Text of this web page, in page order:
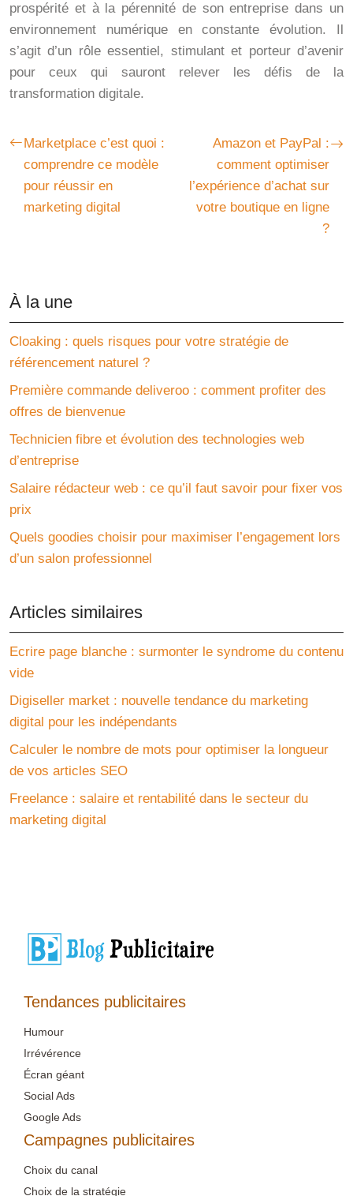
prospérité et à la pérennité de son entreprise dans un
environnement numérique en constante évolution. Il
s’agit d’un rôle essentiel, stimulant et porteur d’avenir
pour ceux qui sauront relever les défis de la
transformation digitale.
Marketplace c’est quoi :
comprendre ce modèle
pour réussir en
marketing digital
Amazon et PayPal :
comment optimiser
l’expérience d’achat sur
votre boutique en ligne
?
À la une
Cloaking : quels risques pour votre stratégie de
référencement naturel ?
Première commande deliveroo : comment profiter des
offres de bienvenue
Technicien fibre et évolution des technologies web
d’entreprise
Salaire rédacteur web : ce qu’il faut savoir pour fixer vos
prix
Quels goodies choisir pour maximiser l’engagement lors
d’un salon professionnel
Articles similaires
Ecrire page blanche : surmonter le syndrome du contenu
vide
Digiseller market : nouvelle tendance du marketing
digital pour les indépendants
Calculer le nombre de mots pour optimiser la longueur
de vos articles SEO
Freelance : salaire et rentabilité dans le secteur du
marketing digital
Tendances publicitaires
Humour
Irrévérence
Écran géant
Social Ads
Google Ads
Campagnes publicitaires
Choix du canal
Choix de la stratégie